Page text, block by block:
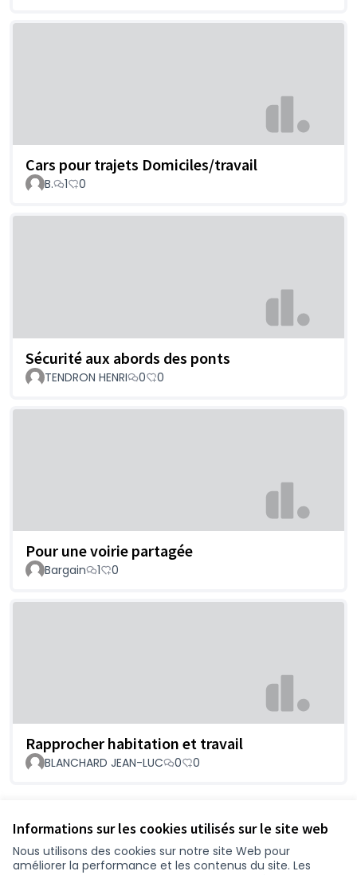
Informations sur les cookies utilisés sur le site web
Nous utilisons des cookies sur notre site Web pour
améliorer la performance et les contenus du site. Les
Cars pour trajets Domiciles/travail
B. 1 0
Sécurité aux abords des ponts
TENDRON HENRI 0 0
Pour une voirie partagée
Bargain 1 0
Rapprocher habitation et travail
BLANCHARD JEAN-LUC 0 0
Conditions d'utilisation